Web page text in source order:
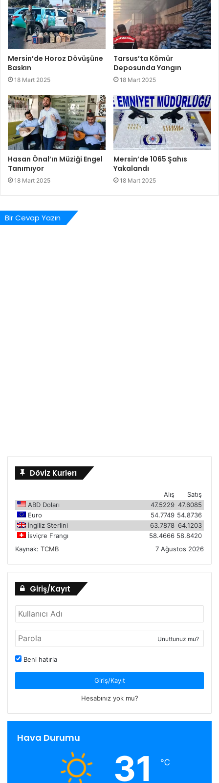
Mersin’de Horoz Dövüşüne
Baskın
18 Mart 2025
Tarsus’ta Kömür
Deposunda Yangın
18 Mart 2025
Hasan Önal’ın Müziği Engel
Tanımıyor
18 Mart 2025
Mersin’de 1065 Şahıs
Yakalandı
18 Mart 2025
Bir Cevap Yazın
Döviz Kurlerı
Satış
Alış
ABD Doları
47.6085
47.5229
Euro
54.8736
54.7749
İngiliz Sterlini
64.1203
63.7878
İsviçre Frangı
58.8420
58.4666
Kaynak: TCMB 7 Ağustos 2026
Giriş/Kayıt
Unuttunuz mu?
Beni hatırla
Giriş/Kayıt
Hesabınız yok mu?
Hava Durumu
31 ℃